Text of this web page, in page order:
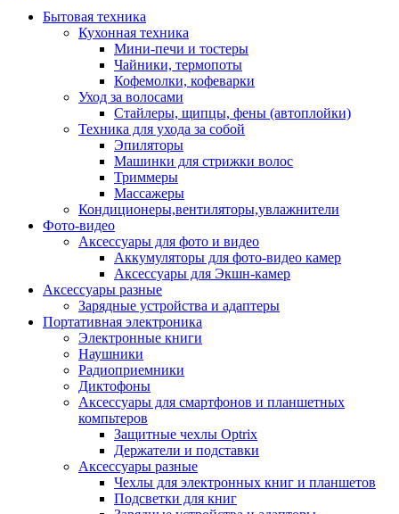
Бытовая техника
Кухонная техника
Мини-печи и тостеры
Чайники, термопоты
Кофемолки, кофеварки
Уход за волосами
Стайлеры, щипцы, фены (автоплойки)
Техника для ухода за собой
Эпиляторы
Машинки для стрижки волос
Триммеры
Массажеры
Кондиционеры,вентиляторы,увлажнители
Фото-видео
Аксессуары для фото и видео
Аккумуляторы для фото-видео камер
Аксессуары для Экшн-камер
Аксессуары разные
Зарядные устройства и адаптеры
Портативная электроника
Электронные книги
Наушники
Радиоприемники
Диктофоны
Аксессуары для смартфонов и планшетных
компьтеров
Защитные чехлы Optrix
Держатели и подставки
Аксессуары разные
Чехлы для электронных книг и планшетов
Подсветки для книг